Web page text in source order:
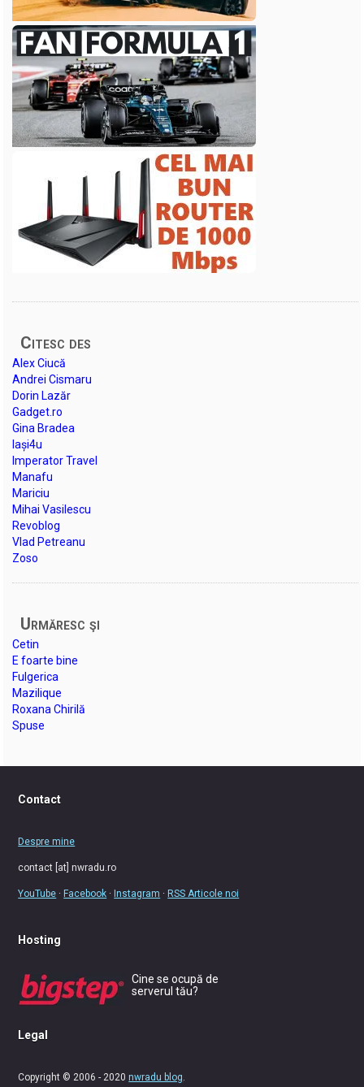
Citesc des
Alex Ciucă
Andrei Cismaru
Dorin Lazăr
Gadget.ro
Gina Bradea
Iași4u
Imperator Travel
Manafu
Mariciu
Mihai Vasilescu
Revoblog
Vlad Petreanu
Zoso
Urmăresc şi
Cetin
E foarte bine
Fulgerica
Mazilique
Roxana Chirilă
Spuse
Contact
Despre mine
contact [at] nwradu.ro
YouTube · Facebook · Instagram · RSS Articole noi
Hosting
Cine se ocupă de
serverul tău?
Legal
Copyright © 2006 - 2020nwradu blog.